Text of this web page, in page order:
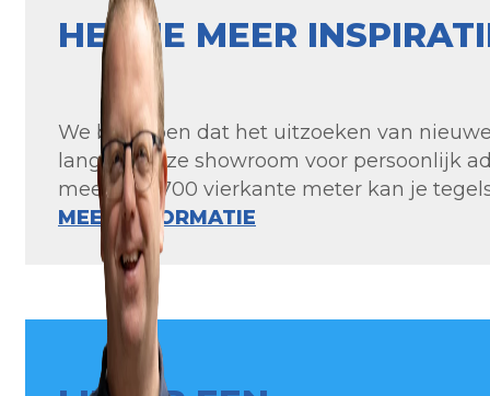
HEB JE MEER
We begrijpen dat het uitzoeken van
langs in onze showroom voor persoonlijk
meer dan 700 vierkante meter kan je
MEER INFORMATIE